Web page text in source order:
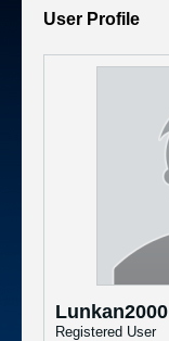
User Profile
Lunkan2000
Registered User